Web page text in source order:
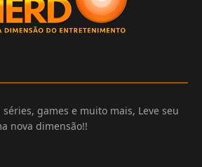
games e muito mais, Leve seu
nova dimensão!!